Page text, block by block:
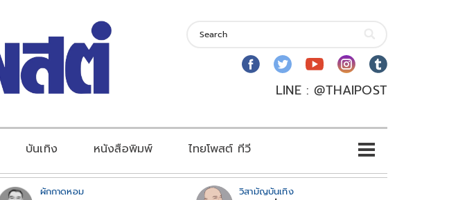
LINE : @THAIPOST
บันเทิง หนังสือพิมพ์ ไทยโพสต์ ทีวี
ผักกาดหอม วิสามัญบันเทิง